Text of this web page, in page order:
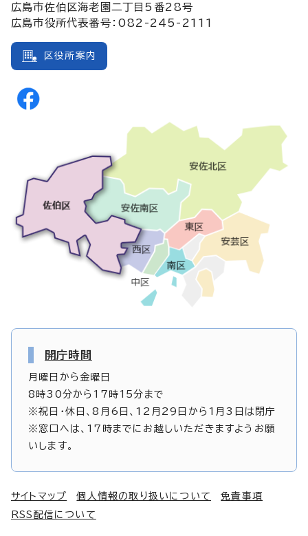
広島市佐伯区海老園二丁目5番28号
広島市役所代表番号：082-245-2111
区役所案内
開庁時間
月曜日から金曜日
8時30分から17時15分まで
※祝日・休日、8月6日、12月29日から1月3日は閉庁
※窓口へは、17時までにお越しいただきますようお願
いします。
サイトマップ 個人情報の取り扱いについて
免責事項
RSS配信について